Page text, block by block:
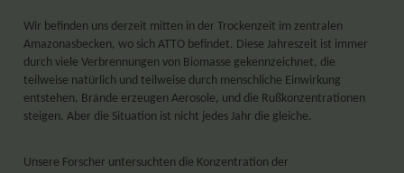
Wir befinden uns derzeit mitten in der Trockenzeit im zentralen
Amazonasbecken, wo sich ATTO befindet. Diese Jahreszeit ist immer
durch viele Verbrennungen von Biomasse gekennzeichnet, die
teilweise natürlich und teilweise durch menschliche Einwirkung
entstehen. Brände erzeugen Aerosole, und die Rußkonzentrationen
steigen. Aber die Situation ist nicht jedes Jahr die gleiche.
Unsere Forscher untersuchten die Konzentration der